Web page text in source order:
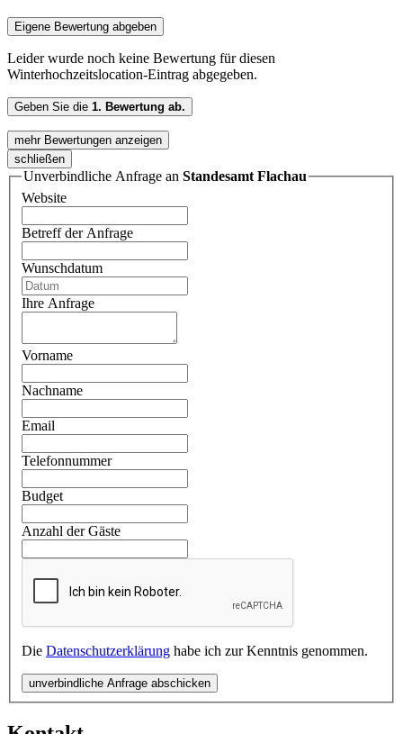
Eigene Bewertung abgeben
Leider wurde noch keine Bewertung für diesen
Winterhochzeitslocation-Eintrag abgegeben.
Geben Sie die 1. Bewertung ab.
mehr Bewertungen anzeigen
schließen
Unverbindliche Anfrage an Standesamt Flachau
Website
Betreff der Anfrage
Wunschdatum
Ihre Anfrage
Vorname
Nachname
Email
Telefonnummer
Budget
Anzahl der Gäste
Die Datenschutzerklärung habe ich zur Kenntnis genommen.
unverbindliche Anfrage abschicken